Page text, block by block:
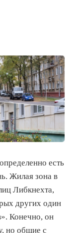
есть
Жилая зона в
Либкнехта,
других один
Конечно, он
но общие с